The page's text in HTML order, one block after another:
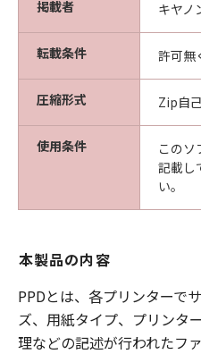
掲載者 キヤノ
転載条件 許可無
圧縮形式 Zip自
使用条件
このソ
記載し
い。
本製品の内容
PPDとは、各プリンターで
ズ、用紙タイプ、プリンタ
理などの記述が行われたファ